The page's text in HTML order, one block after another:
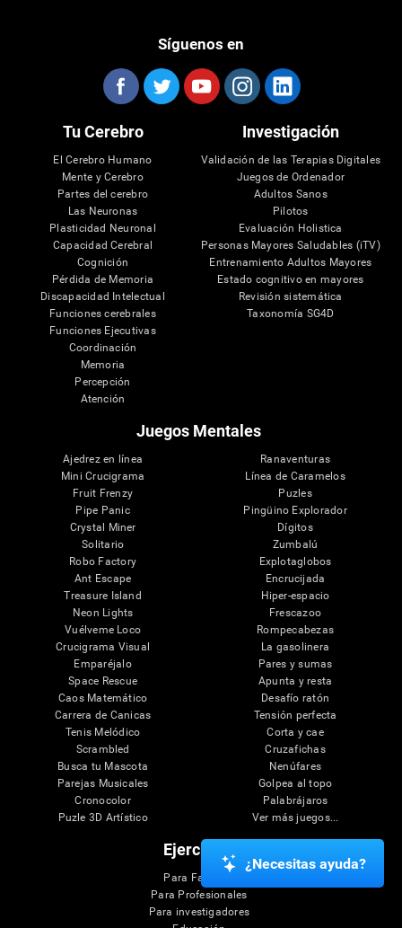
Síguenos en
Tu Cerebro
El Cerebro Humano
Mente y Cerebro
Partes del cerebro
Las Neuronas
Plasticidad Neuronal
Capacidad Cerebral
Cognición
Pérdida de Memoria
Discapacidad Intelectual
Funciones cerebrales
Funciones Ejecutivas
Coordinación
Memoria
Percepción
Atención
Investigación
Validación de las Terapias Digitales
Juegos de Ordenador
Adultos Sanos
Pilotos
Evaluación Holistica
Personas Mayores Saludables (iTV)
Entrenamiento Adultos Mayores
Estado cognitivo en mayores
Revisión sistemática
Taxonomía SG4D
Juegos Mentales
Ajedrez en línea
Mini Crucigrama
Fruit Frenzy
Pipe Panic
Crystal Miner
Solitario
Robo Factory
Ant Escape
Treasure Island
Neon Lights
Vuélveme Loco
Crucigrama Visual
Emparéjalo
Space Rescue
Caos Matemático
Carrera de Canicas
Tenis Melódico
Scrambled
Busca tu Mascota
Parejas Musicales
Cronocolor
Puzle 3D Artístico
Ranaventuras
Línea de Caramelos
Puzles
Pingüino Explorador
Dígitos
Zumbalú
Explotaglobos
Encrucijada
Hiper-espacio
Frescazoo
Rompecabezas
La gasolinera
Pares y sumas
Apunta y resta
Desafío ratón
Tensión perfecta
Corta y cae
Cruzafichas
Nenúfares
Golpea al topo
Palabrájaros
Ver más juegos...
Ejercicios
Para Familias
Para Profesionales
Para investigadores
¿Necesitas ayuda?